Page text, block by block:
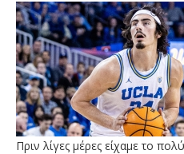
Πριν λίγες μέρες είχαμε το